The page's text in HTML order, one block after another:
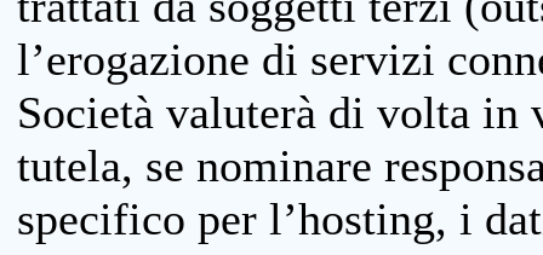
l’erogazione di servizi
Società valuterà di volta in
tutela, se nominare
specifico per l’hosting, i